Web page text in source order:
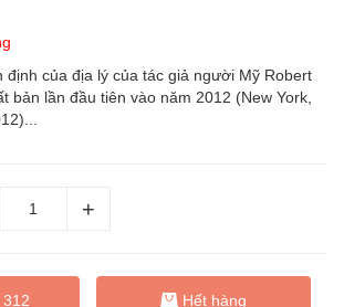
định của địa lý của tác giả người Mỹ Robert
bản lần đầu tiên vào năm 2012 (New York,
Hết hàng